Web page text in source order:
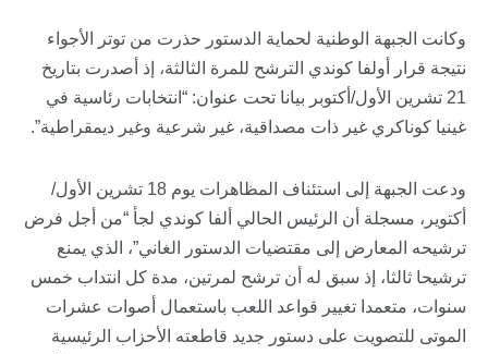
وكانت الجبهة الوطنية لحماية الدستور حذرت من توتر الأجواء
نتيجة قرار أولفا كوندي الترشح للمرة الثالثة، إذ أصدرت بتاريخ
21 تشرين الأول/أكتوبر بيانا تحت عنوان: “انتخابات رئاسية في
غينيا كوناكري غير ذات مصداقية، غير شرعية وغير ديمقراطية”.
ودعت الجبهة إلى استئناف المظاهرات يوم 18 تشرين الأول/
أكتوير، مسجلة أن الرئيس الحالي ألفا كوندي لجأ “من أجل فرض
ترشيحه المعارض إلى مقتضيات الدستور الغاني”، الذي يمنع
ترشيحا ثالثا، إذ سبق له أن ترشح لمرتين، مدة كل انتداب خمس
سنوات، متعمدا تغيير قواعد اللعب باستعمال أصوات عشرات
الموتى للتصويت على دستور جديد قاطعته الأحزاب الرئيسية